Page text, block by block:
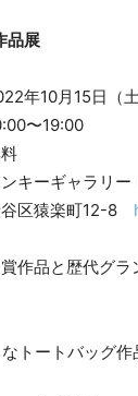
品展
年10月15日（
〜19:00
ーギャラリー
猿楽町12-8
作品と歴代グラ